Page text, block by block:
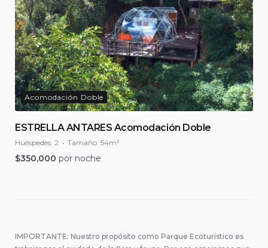
Acomodación Doble
ESTRELLA ANTARES Acomodación Doble
Huéspedes: 2 Tamaño: 54m²
$350,000 por noche
IMPORTANTE: Nuestro propósito como Parque Ecoturístico es